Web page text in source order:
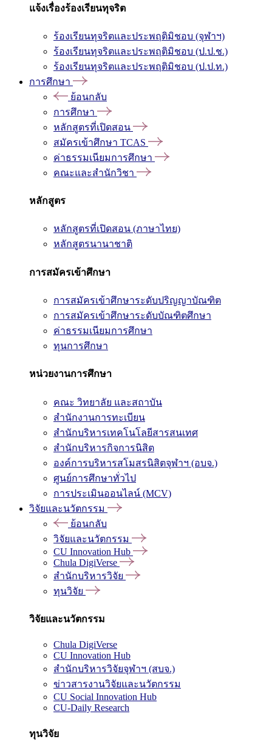
แจ้งเรื่องร้องเรียนทุจริต
ร้องเรียนทุจริตและประพฤติมิชอบ (จุฬาฯ)
ร้องเรียนทุจริตและประพฤติมิชอบ (ป.ป.ช.)
ร้องเรียนทุจริตและประพฤติมิชอบ (ป.ป.ท.)
การศึกษา
ย้อนกลับ
การศึกษา
หลักสูตรที่เปิดสอน
สมัครเข้าศึกษา TCAS
ค่าธรรมเนียมการศึกษา
คณะและสำนักวิชา
หลักสูตร
หลักสูตรที่เปิดสอน (ภาษาไทย)
หลักสูตรนานาชาติ
การสมัครเข้าศึกษา
การสมัครเข้าศึกษาระดับปริญญาบัณฑิต
การสมัครเข้าศึกษาระดับบัณฑิตศึกษา
ค่าธรรมเนียมการศึกษา
ทุนการศึกษา
หน่วยงานการศึกษา
คณะ วิทยาลัย และสถาบัน
สำนักงานการทะเบียน
สำนักบริหารเทคโนโลยีสารสนเทศ
สำนักบริหารกิจการนิสิต
องค์การบริหารสโมสรนิสิตจุฬาฯ (อบจ.)
ศูนย์การศึกษาทั่วไป
การประเมินออนไลน์ (MCV)
วิจัยและนวัตกรรม
ย้อนกลับ
วิจัยและนวัตกรรม
CU Innovation Hub
Chula DigiVerse
สำนักบริหารวิจัย
ทุนวิจัย
วิจัยและนวัตกรรม
Chula DigiVerse
CU Innovation Hub
สำนักบริหารวิจัยจุฬาฯ (สบจ.)
ข่าวสารงานวิจัยและนวัตกรรม
CU Social Innovation Hub
CU-Daily Research
ทุนวิจัย